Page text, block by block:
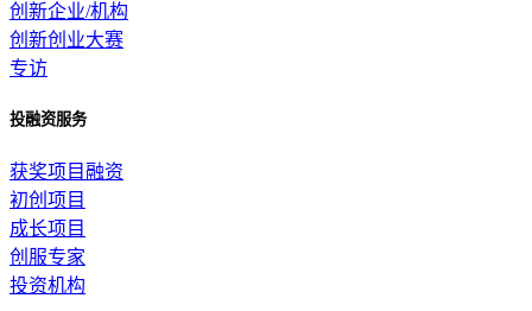
创新企业/机构
创新创业大赛
专访
投融资服务
获奖项目融资
初创项目
成长项目
创服专家
投资机构